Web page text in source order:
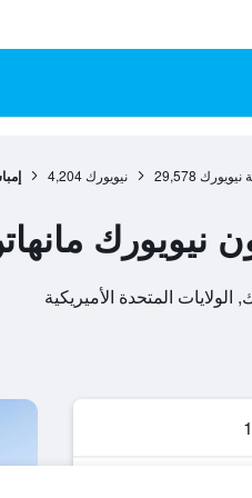
نيويورك 29,578 نيويورك 4,204